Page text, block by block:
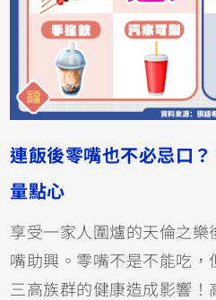
連飯後零嘴也不必忌口
量點心
享受一家人圍爐的天倫之樂
嘴助興。零嘴不是不能吃，
三高族群的健康造成影響！